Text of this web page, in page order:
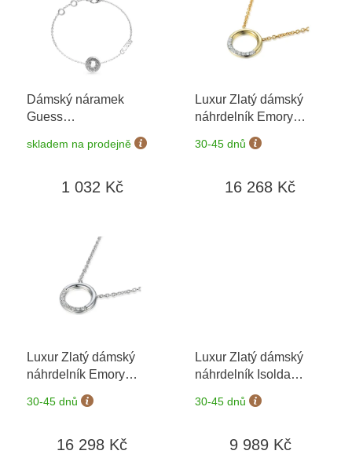
Dámský náramek
Guess
JUBB03399JWRHS
skladem na prodejně
1 032 Kč
Luxur Zlatý dámský
náhrdelník Emory
3840090-5-45-99
možnost výměny do 90
30-45 dnů
16 268 Kč
Luxur Zlatý dámský
náhrdelník Emory
3890090-0-45-99
možnost výměny do 90
30-45 dnů
16 298 Kč
Luxur Zlatý dámský
náhrdelník Isolda
+ možnost
výměny do 90 dní
30-45 dnů
9 989 Kč